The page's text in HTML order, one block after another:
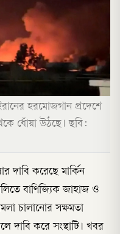
হরমোজগান প্রদেশে
ধোঁয়া উঠছে। ছবি:
দাবি করেছে মার্কিন
বাণিজ্যিক জাহাজ ও
চালানোর সক্ষমতা
দাবি করে সংস্থাটি। খবর